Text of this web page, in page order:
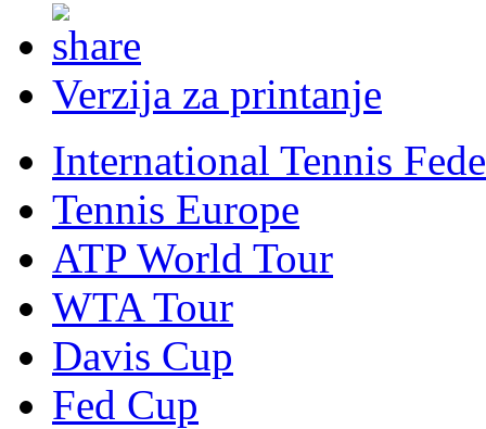
Verzija za printanje
International Tennis
Tennis Europe
ATP World Tour
WTA Tour
Davis Cup
Fed Cup